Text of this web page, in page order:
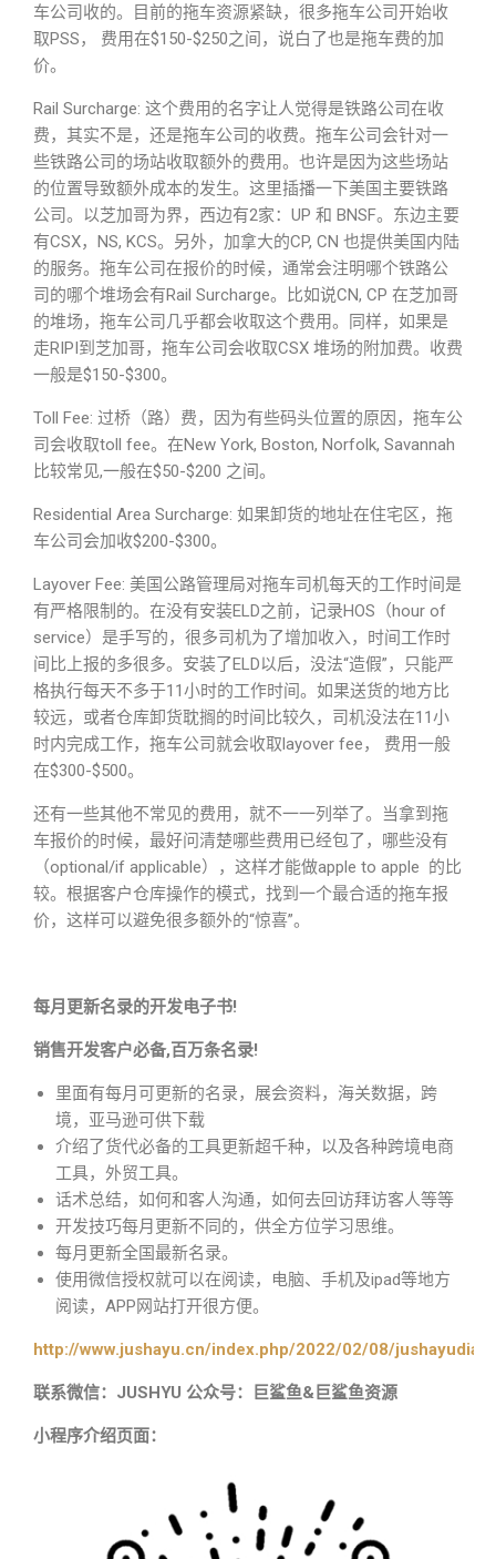
车公司收的。目前的拖车资源紧缺，很多拖车公司开始收
取PSS， 费用在$150-$250之间，说白了也是拖车费的加
价。
Rail Surcharge: 这个费用的名字让人觉得是铁路公司在收
费，其实不是，还是拖车公司的收费。拖车公司会针对一
些铁路公司的场站收取额外的费用。也许是因为这些场站
的位置导致额外成本的发生。这里插播一下美国主要铁路
公司。以芝加哥为界，西边有2家：UP 和 BNSF。东边主要
有CSX，NS, KCS。另外，加拿大的CP, CN 也提供美国内陆
的服务。拖车公司在报价的时候，通常会注明哪个铁路公
司的哪个堆场会有Rail Surcharge。比如说CN, CP 在芝加哥
的堆场，拖车公司几乎都会收取这个费用。同样，如果是
走RIPI到芝加哥，拖车公司会收取CSX 堆场的附加费。收费
一般是$150-$300。
Toll Fee: 过桥（路）费，因为有些码头位置的原因，拖车公
司会收取toll fee。在New York, Boston, Norfolk, Savannah
比较常见,一般在$50-$200 之间。
Residential Area Surcharge: 如果卸货的地址在住宅区，拖
车公司会加收$200-$300。
Layover Fee: 美国公路管理局对拖车司机每天的工作时间是
有严格限制的。在没有安装ELD之前，记录HOS（hour of
service）是手写的，很多司机为了增加收入，时间工作时
间比上报的多很多。安装了ELD以后，没法“造假”，只能严
格执行每天不多于11小时的工作时间。如果送货的地方比
较远，或者仓库卸货耽搁的时间比较久，司机没法在11小
时内完成工作，拖车公司就会收取layover fee， 费用一般
在$300-$500。
还有一些其他不常见的费用，就不一一列举了。当拿到拖
车报价的时候，最好问清楚哪些费用已经包了，哪些没有
（optional/if applicable），这样才能做apple to apple 的比
较。根据客户仓库操作的模式，找到一个最合适的拖车报
价，这样可以避免很多额外的“惊喜”。
每月更新名录的开发电子书!
销售开发客户必备,百万条名录!
里面有每月可更新的名录，展会资料，海关数据，跨
境，亚马逊可供下载
介绍了货代必备的工具更新超千种，以及各种跨境电商
工具，外贸工具。
话术总结，如何和客人沟通，如何去回访拜访客人等等
开发技巧每月更新不同的，供全方位学习思维。
每月更新全国最新名录。
使用微信授权就可以在阅读，电脑、手机及ipad等地方
阅读，APP网站打开很方便。
http://www.jushayu.cn/index.php/2022/02/08/
联系微信：JUSHYU 公众号：巨鲨鱼&巨鲨鱼资源
小程序介绍页面：